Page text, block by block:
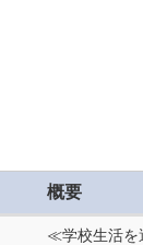
概要
≪学校生活を